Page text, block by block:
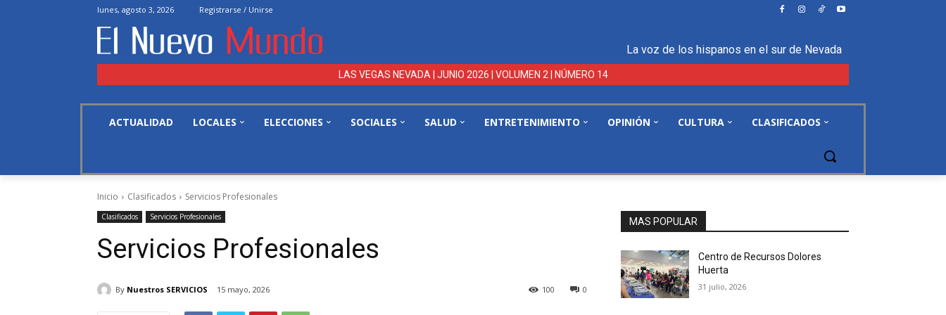
lunes, agosto 3, 2026 Registrarse / Unirse
La voz de los hispanos en el sur de Nevada
LAS VEGAS NEVADA | JUNIO 2026 | VOLUMEN 2 | NÚMERO 14
ACTUALIDAD LOCALES ELECCIONES SOCIALES SALUD ENTRETENIMIENTO OPINIÓN CULTURA CLASIFICADOS
Inicio Clasificados Servicios Profesionales
Clasificados Servicios Profesionales
Servicios Profesionales
By Nuestros SERVICIOS 15 mayo, 2026 0
100
MAS POPULAR
Centro de Recursos Dolores
Huerta
31 julio, 2026